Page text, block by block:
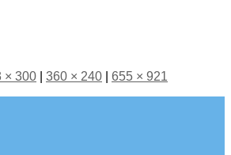
× 300 360 × 240 655 × 921